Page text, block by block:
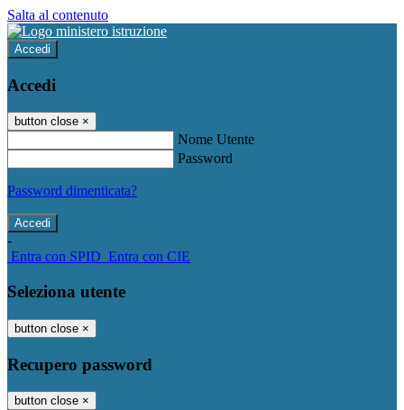
Salta al contenuto
Accedi
Accedi
button close ×
Nome Utente
Password
Password dimenticata?
-
Entra con SPID Entra con CIE
Seleziona utente
button close ×
Recupero password
button close ×